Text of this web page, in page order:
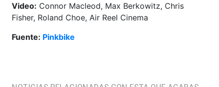
Video: Connor Macleod, Max Berkowitz, Chris
Fisher, Roland Choe, Air Reel Cinema
Fuente: Pinkbike